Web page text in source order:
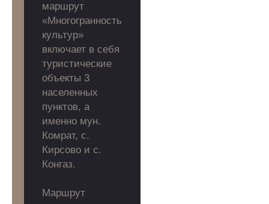
маршрут
«Многогранность
культур»
включает в себя
туристические
объекты 3
населенных
пунктов, а
именно мун.
Комрат, с.
Кирсово и с.
Конгаз.
Маршрут